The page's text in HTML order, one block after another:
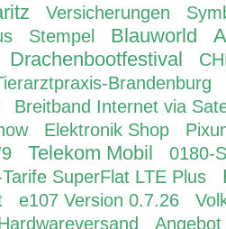
Versicherungen
Stempel Blauworld
Drachenbootfestival
Brandenburg
Breitband Internet via
Elektronik Shop
Telekom Mobil 0180-
SuperFlat LTE Plus
e107 Version 0.7.26
Angebot